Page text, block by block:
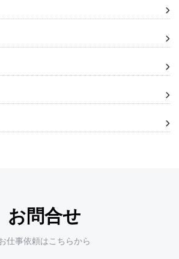
お問合せ
仕事依頼はこちらから